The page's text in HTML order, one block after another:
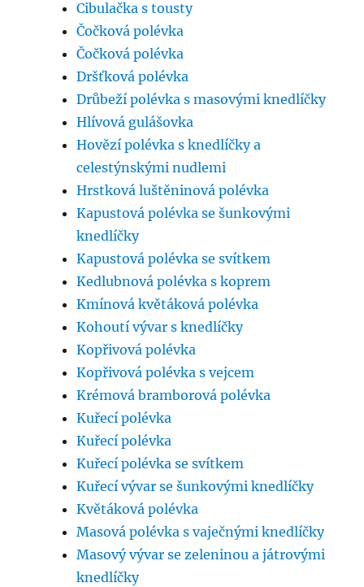
Cibulačka s tousty
Čočková polévka
Čočková polévka
Dršťková polévka
Drůbeží polévka s masovými knedlíčky
Hlívová gulášovka
Hovězí polévka s knedlíčky a
celestýnskými nudlemi
Hrstková luštěninová polévka
Kapustová polévka se šunkovými
knedlíčky
Kapustová polévka se svítkem
Kedlubnová polévka s koprem
Kmínová květáková polévka
Kohoutí vývar s knedlíčky
Kopřivová polévka
Kopřivová polévka s vejcem
Krémová bramborová polévka
Kuřecí polévka
Kuřecí polévka
Kuřecí polévka se svítkem
Kuřecí vývar se šunkovými knedlíčky
Květáková polévka
Masová polévka s vaječnými knedlíčky
Masový vývar se zeleninou a játrovými
knedlíčky